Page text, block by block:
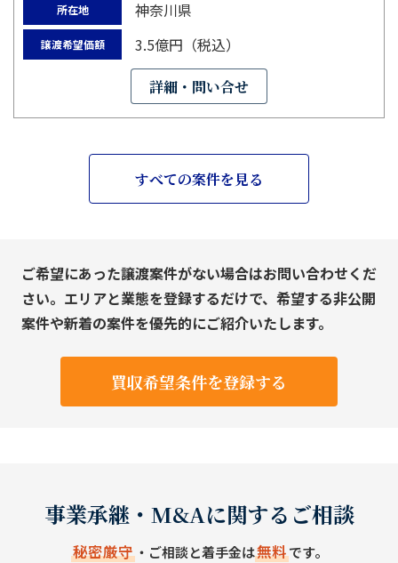
所在地 神奈川県
譲渡希望価額 3.5億円（税込）
詳細・問い合せ
すべての案件を見る
ご希望にあった譲渡案件がない場合はお問い合わせくだ
さい。エリアと業態を登録するだけで、希望する非公開
案件や新着の案件を優先的にご紹介いたします。
買収希望条件を登録する
事業承継・M&Aに関するご相談
秘密厳守・ご相談と着手金は無料です。